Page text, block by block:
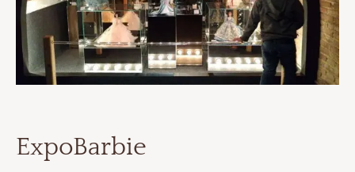
ExpoBarbie